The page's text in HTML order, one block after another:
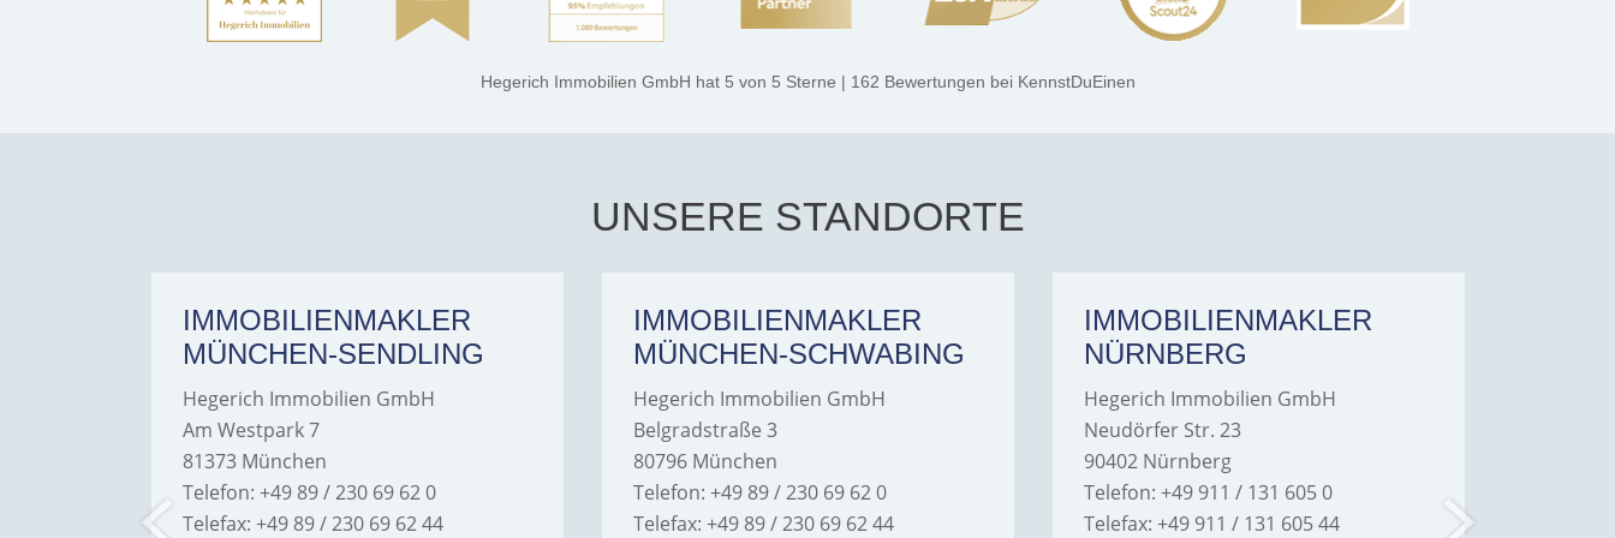
Hegerich Immobilien GmbH hat 5 von 5 Sterne | 162 Bewertungen bei KennstDuEinen
UNSERE STANDORTE
IMMOBILIENMAKLER
MÜNCHEN-SENDLING
Hegerich Immobilien GmbH
Am Westpark 7
81373 München
Telefon: +49 89 / 230 69 62 0
Telefax: +49 89 / 230 69 62 44
IMMOBILIENMAKLER
MÜNCHEN-SCHWABING
Hegerich Immobilien GmbH
Belgradstraße 3
80796 München
Telefon: +49 89 / 230 69 62 0
Telefax: +49 89 / 230 69 62 44
IMMOBILIENMAKLER
NÜRNBERG
Hegerich Immobilien GmbH
Neudörfer Str. 23
90402 Nürnberg
Telefon: +49 911 / 131 605 0
Telefax: +49 911 / 131 605 44